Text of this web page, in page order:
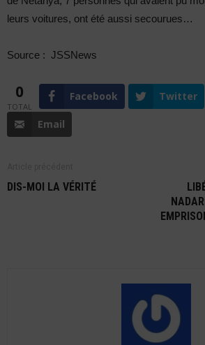
leurs voitures, ont été aussi secourues…
Source : JSSNews
0
TOTAL
Facebook Twitter
Email
DIS-MOI LA VÉRITÉ